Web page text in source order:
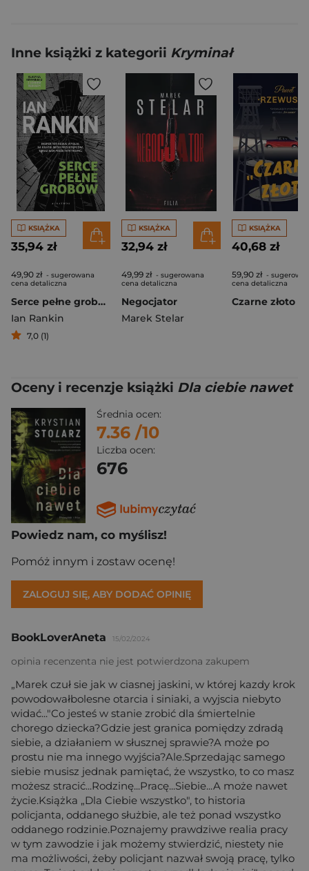
Inne książki z kategorii Kryminał
KSIĄŻKA
35,94 zł
49,90 zł - sugerowana
cena detaliczna
Serce pełne grobów
Ian Rankin
7,0 (1)
KSIĄŻKA
32,94 zł
49,99 zł - sugerowana
cena detaliczna
Negocjator
Marek Stelar
KSIĄŻKA
40,68 zł
59,90 zł -
cena detaliczna
Czarne złoto
Oceny i recenzje książki Dla ciebie nawet
Średnia ocen:
7.36 /10
Liczba ocen:
676
Powiedz nam, co myślisz!
Pomóż innym i zostaw ocenę!
ZALOGUJ SIĘ, ABY DODAĆ OPINIĘ
BookLoverAneta 15/02/2024
opinia recenzenta nie jest potwierdzona zakupem
„Marek czuł sie jak w ciasnej jaskini, w której kazdy krok
powodowałbolesne otarcia i siniaki, a wyjscia niebyto
widać..."Co jesteś w stanie zrobić dla śmiertelnie
chorego dziecka?Gdzie jest granica pomiędzy zdradą
siebie, a działaniem w słusznej sprawie?A może po
prostu nie ma innego wyjścia?Ale.Sprzedając samego
siebie musisz jednak pamiętać, że wszystko, to co masz
możesz stracić...Rodzinę...Pracę...Siebie...A może nawet
życie.Książka „Dla Ciebie wszystko", to historia
policjanta, oddanego służbie, ale też ponad wszystko
oddanego rodzinie.Poznajemy prawdziwe realia pracy
w tym zawodzie i jak możemy stwierdzić, niestety nie
ma możliwości, żeby policjant nazwał swoją pracę, tylko